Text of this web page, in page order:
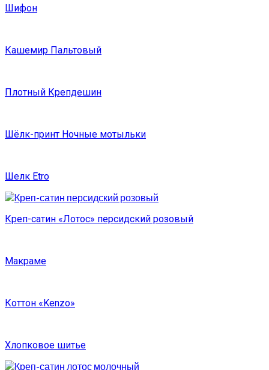
Шифон
Кашемир Пальтовый
Плотный Крепдешин
Шёлк-принт Ночные мотыльки
Шелк Etro
Креп-сатин «Лотос» персидский розовый
Макраме
Коттон «Kenzo»
Хлопковое шитье